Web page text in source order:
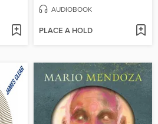
AUDIOBOOK
PLACE A HOLD